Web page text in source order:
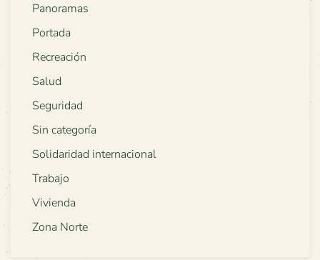
Panoramas
Portada
Recreación
Salud
Seguridad
Sin categoría
Solidaridad internacional
Trabajo
Vivienda
Zona Norte